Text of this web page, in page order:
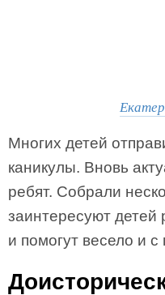
Многих детей
каникулы. Вновь
ребят. Собрали
заинтересуют детей
и помогут весело и